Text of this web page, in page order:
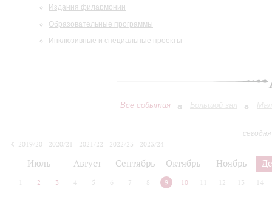
Издания филармонии
Образовательные программы
Инклюзивные и специальные проекты
Все события Большой зал
2019/20
2020/21 2021/22 2022/23
2023/24
Июль Август Сентябрь Октябрь Ноябрь
2 3 4 5 6 7 8 9 10 12 13 14